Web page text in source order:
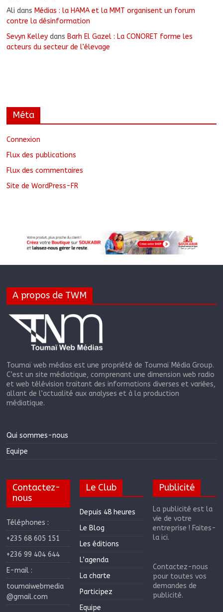
Ali dans Médias : la HAMA et la MMT organisent un forum
contre la désinformation
Sevyn Kelley dans Barh El Gazel : La CONORET forme les
acteurs du secteur de l’élevage
Méta
Connexion
Flux des publications
Flux des commentaires
Site de WordPress-FR
A propos de TWM
Toumaï web médias est une propriété de Toumaï Média Group.
C’est un site médiatique, comprenant une dimension web radio
et web télévision traitant des informations diverses et variées,
allant de l’actualité aux analyses et à la production
médiatique.
Qui sommes-nous
Equipe
Contactez-
nous
Téléphones :
+235 68 605 151
+236 99 404 644
E-mail :
toumaiwebmedia
@gmail.com
Le Club
Depuis 48 heures
Le Blog
Les éditions
L’agenda
La charte
Participez
Equipe
Publicité
La publicité est la
vie de votre
entreprise ! Faites-
la ici.
Contactez-nous
pour toutes vos
demandes de
publicité.